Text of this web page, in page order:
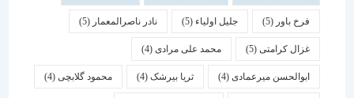
فرخ باور(5) جلیل اولیاء(5) نادر ناصرالمعمار (5)
غزال کرامتی(5) محمد علی مرادی(4)
ابوالحسن میرعمادی(4) ثریا بیرشک(4) محمود گلابچی(4)